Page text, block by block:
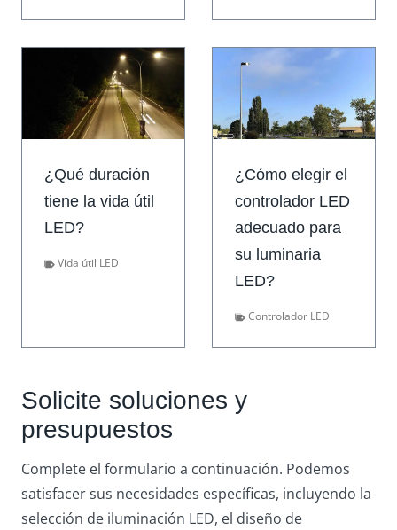
¿Qué duración
tiene la vida útil
LED?
Vida útil LED
¿Cómo elegir el
controlador LED
adecuado para
su luminaria
LED?
Controlador LED
Solicite soluciones y
presupuestos
Complete el formulario a continuación. Podemos
satisfacer sus necesidades específicas, incluyendo la
selección de iluminación LED, el diseño de